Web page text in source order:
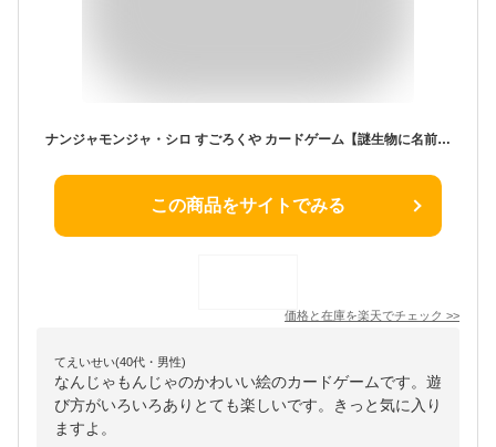
ナンジャモンジャ・シロ すごろくや カードゲーム【謎生物に名前をつけて早く呼ぶ！】記憶力 パーティーゲーム 子供向け 4歳以上 2-6人用 正規品
この商品をサイトでみる
価格と在庫を楽天でチェック >>
てえいせい(40代・男性)
なんじゃもんじゃのかわいい絵のカードゲームです。遊
び方がいろいろありとても楽しいです。きっと気に入り
ますよ。